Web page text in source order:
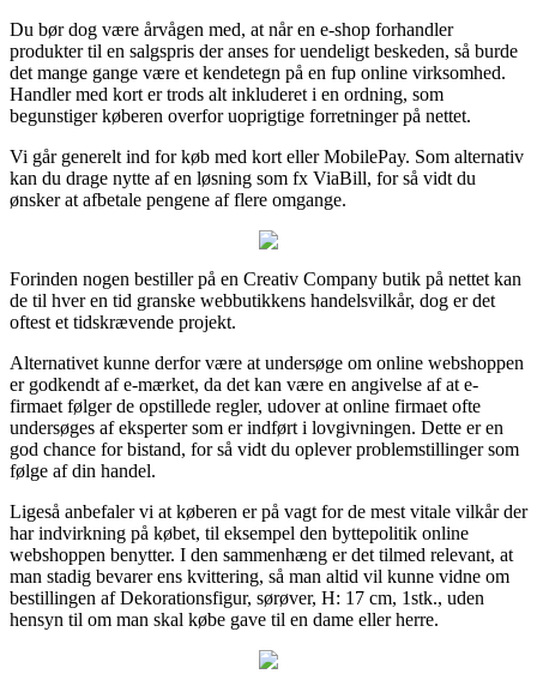
Du bør dog være årvågen med, at når en e-shop forhandler
produkter til en salgspris der anses for uendeligt beskeden, så burde
det mange gange være et kendetegn på en fup online virksomhed.
Handler med kort er trods alt inkluderet i en ordning, som
begunstiger køberen overfor uoprigtige forretninger på nettet.
Vi går generelt ind for køb med kort eller MobilePay. Som alternativ
kan du drage nytte af en løsning som fx ViaBill, for så vidt du
ønsker at afbetale pengene af flere omgange.
Forinden nogen bestiller på en Creativ Company butik på nettet kan
de til hver en tid granske webbutikkens handelsvilkår, dog er det
oftest et tidskrævende projekt.
Alternativet kunne derfor være at undersøge om online webshoppen
er godkendt af e-mærket, da det kan være en angivelse af at e-
firmaet følger de opstillede regler, udover at online firmaet ofte
undersøges af eksperter som er indført i lovgivningen. Dette er en
god chance for bistand, for så vidt du oplever problemstillinger som
følge af din handel.
Ligeså anbefaler vi at køberen er på vagt for de mest vitale vilkår der
har indvirkning på købet, til eksempel den byttepolitik online
webshoppen benytter. I den sammenhæng er det tilmed relevant, at
man stadig bevarer ens kvittering, så man altid vil kunne vidne om
bestillingen af Dekorationsfigur, sørøver, H: 17 cm, 1stk., uden
hensyn til om man skal købe gave til en dame eller herre.